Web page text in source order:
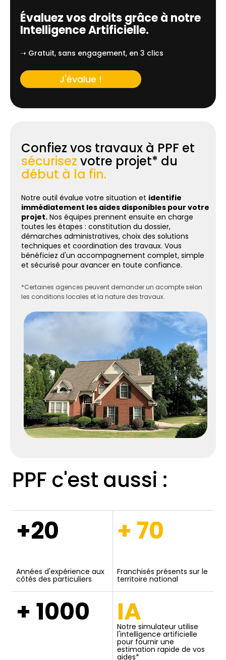
Évaluez vos droits grâce à notre
Intelligence Artificielle.
➝ Gratuit, sans engagement, en 3 clics
J'évalue !
Confiez vos travaux à PPF et
sécurisez votre projet* du
début à la fin.
Notre outil évalue votre situation et identifie
immédiatement les aides disponibles pour votre
projet. Nos équipes prennent ensuite en charge
toutes les étapes : constitution du dossier,
démarches administratives, choix des solutions
techniques et coordination des travaux. Vous
bénéficiez d'un accompagnement complet, simple
et sécurisé pour avancer en toute confiance.
*Certaines agences peuvent demander un acompte selon
les conditions locales et la nature des travaux.
PPF c'est aussi :
+20
Années d'expérience aux
côtés des particuliers
+ 70
Franchisés présents sur le
territoire national
+ 1000 IA
Notre simulateur utilise
l'intelligence artificielle
pour fournir une
estimation rapide de vos
aides*